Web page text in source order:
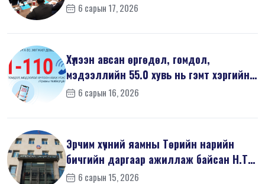
6 сарын 17, 2026
Хүлээн авсан өргөдөл, гомдол,
мэдээллийн 55.0 хувь нь гэмт хэргийн
шин...
6 сарын 16, 2026
Эрчим хүчний яамны Төрийн нарийн
бичгийн даргаар ажиллаж байсан Н.Т
на...6 сарын 15, 2026